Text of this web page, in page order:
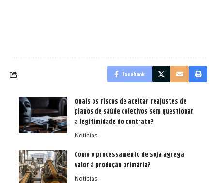
Facebook
Quais os riscos de aceitar reajustes de
planos de saúde coletivos sem questionar
a legitimidade do contrato?
Notícias
Como o processamento de soja agrega
valor à produção primária?
Notícias